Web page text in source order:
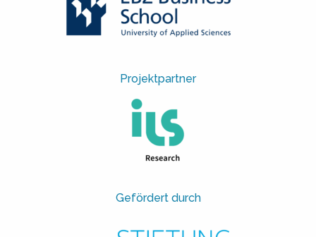
Projektpartner
Gefördert durch